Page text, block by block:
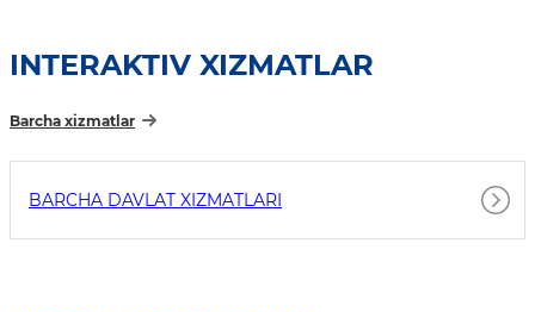
INTERAKTIV XIZMATLAR
Barcha xizmatlar
BARCHA DAVLAT XIZMATLARI